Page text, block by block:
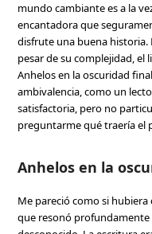
mundo cambiante es a la
encantadora que
disfrute una buena historia.
pesar de su complejidad, el
Anhelos en la oscuridad
ambivalencia, como un
satisfactoria, pero no
preguntarme qué traería el
Anhelos en la
Me pareció como si
que resonó